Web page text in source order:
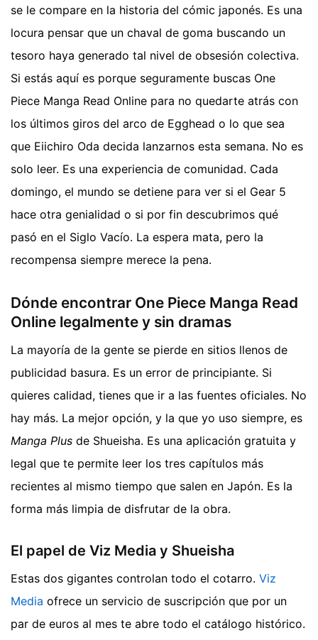
se le compare en la historia del cómic japonés. Es una
locura pensar que un chaval de goma buscando un
tesoro haya generado tal nivel de obsesión colectiva.
Si estás aquí es porque seguramente buscas One
Piece Manga Read Online para no quedarte atrás con
los últimos giros del arco de Egghead o lo que sea
que Eiichiro Oda decida lanzarnos esta semana. No es
solo leer. Es una experiencia de comunidad. Cada
domingo, el mundo se detiene para ver si el Gear 5
hace otra genialidad o si por fin descubrimos qué
pasó en el Siglo Vacío. La espera mata, pero la
recompensa siempre merece la pena.
Dónde encontrar One Piece Manga Read
Online legalmente y sin dramas
La mayoría de la gente se pierde en sitios llenos de
publicidad basura. Es un error de principiante. Si
quieres calidad, tienes que ir a las fuentes oficiales. No
hay más. La mejor opción, y la que yo uso siempre, es
Manga Plus de Shueisha. Es una aplicación gratuita y
legal que te permite leer los tres capítulos más
recientes al mismo tiempo que salen en Japón. Es la
forma más limpia de disfrutar de la obra.
El papel de Viz Media y Shueisha
Estas dos gigantes controlan todo el cotarro. Viz
Media ofrece un servicio de suscripción que por un
par de euros al mes te abre todo el catálogo histórico.